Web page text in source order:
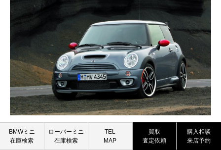
BMWミニ
在庫検索
ローバーミニ
在庫検索
TEL
MAP
買取
査定依頼
購入相談
来店予約
買取査定依頼
ROVER MINI
買取査定依頼